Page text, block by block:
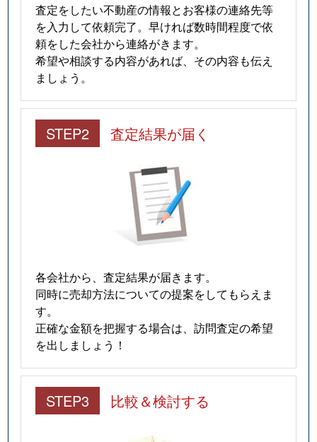
査定をしたい不動産の情報とお客様の連絡先等
を入力して依頼完了。早ければ数時間程度で依
頼をした会社から連絡がきます。
希望や相談する内容があれば、その内容も伝え
ましょう。
STEP2 査定結果が届く
各会社から、査定結果が届きます。
同時に売却方法についての提案をしてもらえま
す。
正確な金額を把握する場合は、訪問査定の希望
を出しましょう！
STEP3 比較＆検討する